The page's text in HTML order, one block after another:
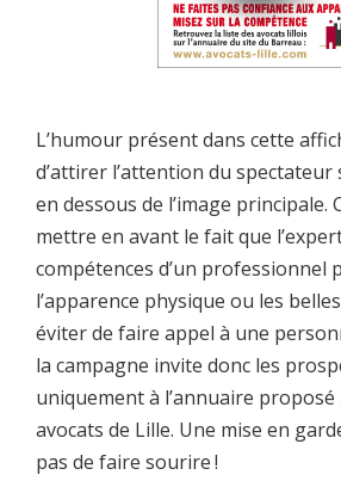
L’humour présent dans cette
d’attirer l’attention du
en dessous de l’image principale.
mettre en avant le fait que
compétences d’un professionnel
l’apparence physique ou les
éviter de faire appel à une
la campagne invite donc les
uniquement à l’annuaire proposé
avocats de Lille. Une mise en
pas de faire sourire !